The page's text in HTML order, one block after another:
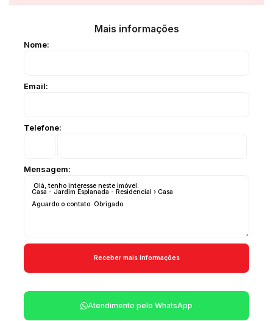
Mais informações
Nome:
Email:
Telefone:
Mensagem:
Atendimento pelo WhatsApp